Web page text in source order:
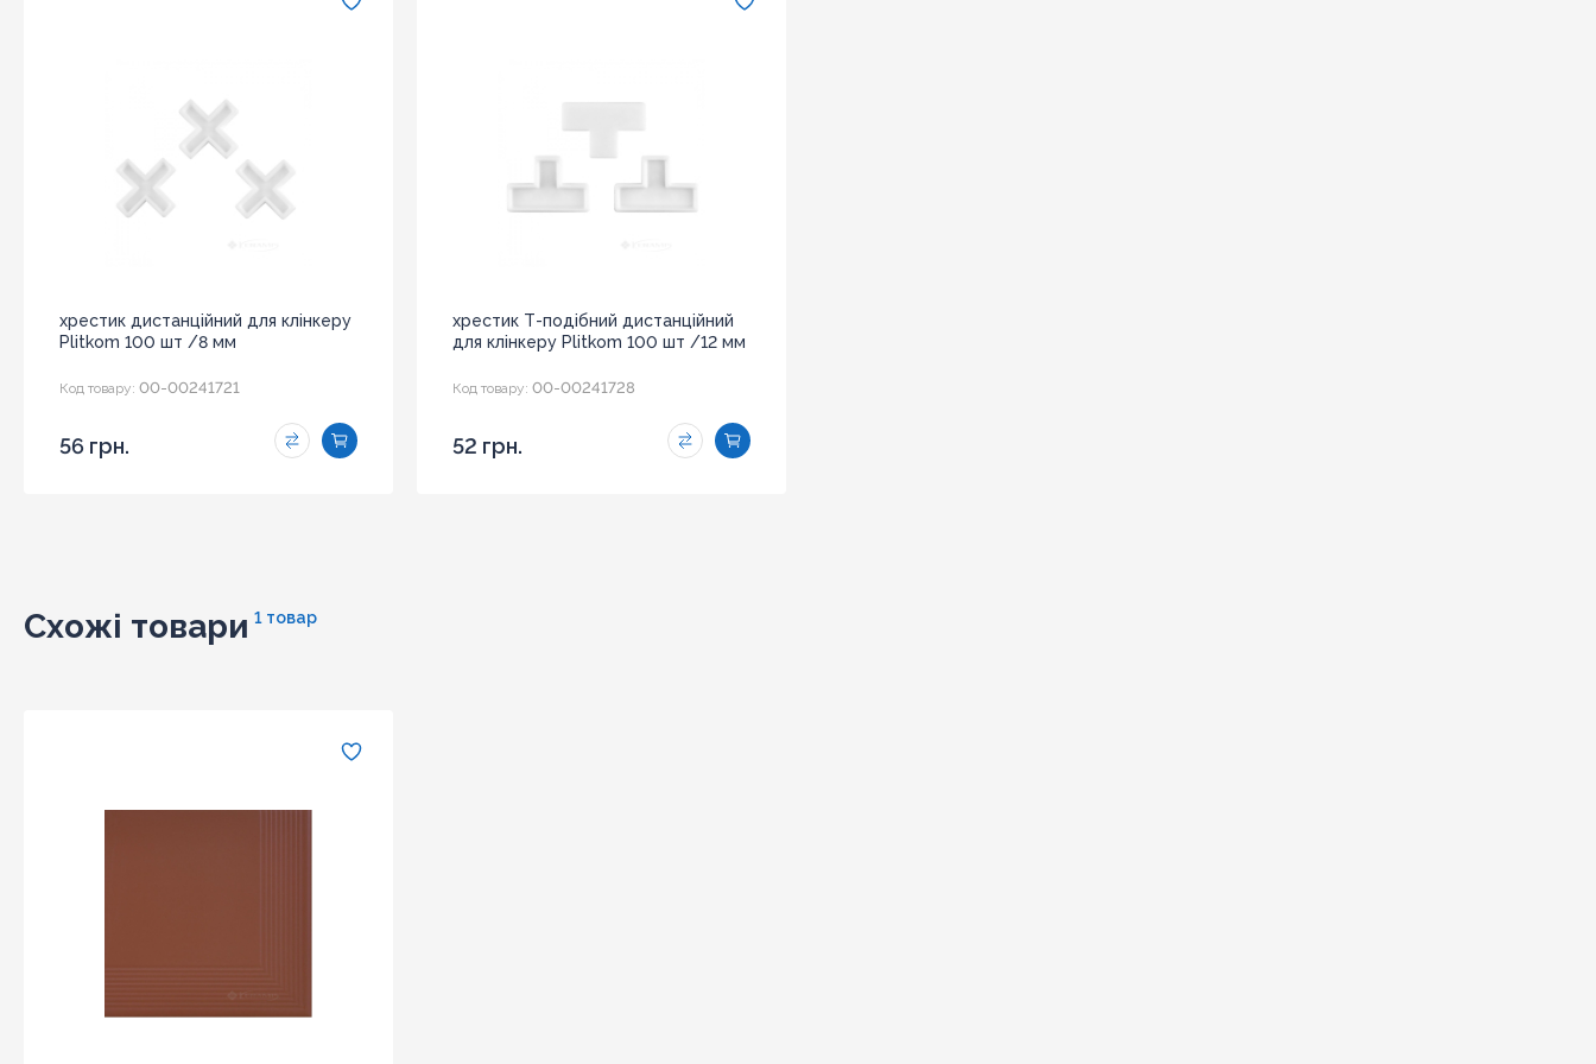
хрестик дистанційний для клінкеру
Plitkom 100 шт /8 мм
Код товару: 00-00241721
56 грн.
хрестик Т-подібний дистанційний
для клінкеру Plitkom 100 шт /12 мм
Код товару: 00-00241728
52 грн.
Схожі товари 1 товар